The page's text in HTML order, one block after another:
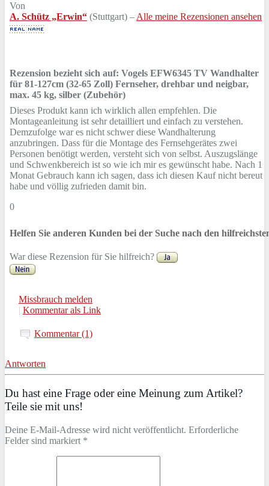
Von
A. Schütz „Erwin“ (Stuttgart) – Alle meine Rezensionen ansehen
Rezension bezieht sich auf: Vogels EFW6345 TV Wandhalter
für 81-127cm (32-65 Zoll) Fernseher, drehbar und neigbar,
max. 45 kg, silber (Zubehör)
Dieses Produkt kann ich wirklich allen empfehlen. Die
Montageanleitung ist sehr detailliert und einfach zu verstehen.
Demzufolge war es nicht schwer diese Wandhalterung
anzubringen. Dass für die Montage des Fernsehgerätes zwei
Personen benötigt werden, versteht sich von selbst. Auszugslänge
und Schwenkbereich ist so wie ich mir es gewünscht habe. Nach 1
Monat Gebrauch kann ich sagen, dass ich diesen Kauf nicht bereut
habe und völlig zufrieden damit bin.
0
Helfen Sie anderen Kunden bei der Suche nach den
War diese Rezension für Sie hilfreich?
Missbrauch melden
| Kommentar als Link
Kommentar (1)
Antworten
Du hast eine Frage oder eine Meinung zum Artikel?
Teile sie mit uns!
Deine E-Mail-Adresse wird nicht veröffentlicht. Erforderliche
Felder sind markiert *